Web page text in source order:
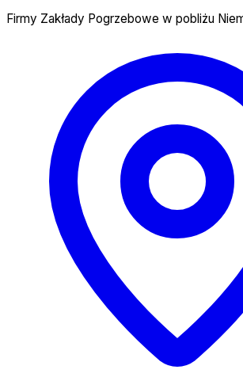
Firmy Zakłady Pogrzebowe w pobliżu